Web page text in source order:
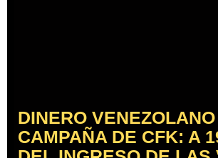
DINERO
CAMPAÑA DE CFK: A